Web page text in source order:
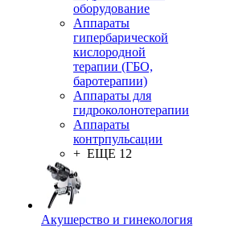
оборудование
Аппараты
гипербарической
кислородной
терапии (ГБО,
баротерапии)
Аппараты для
гидроколонотерапии
Аппараты
контрпульсации
+ ЕЩЕ 12
Акушерство и гинекология